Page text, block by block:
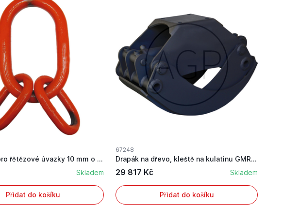
Dělící oko pro řětězové úvazky 10 mm o rozměru ...
Skladem
Přidat do košíku
67248
Drapák na dřevo, kleště na kulatinu GMR 1050 po...
29 817 Kč Skladem
Přidat do košíku